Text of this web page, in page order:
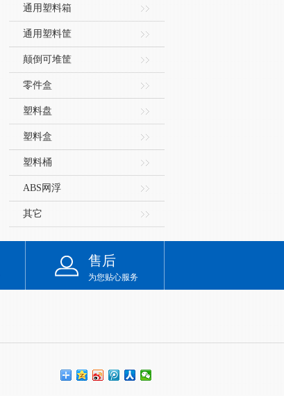
通用塑料箱
通用塑料筐
颠倒可堆筐
零件盒
塑料盘
塑料盒
塑料桶
ABS网浮
其它
售后
为您贴心服务